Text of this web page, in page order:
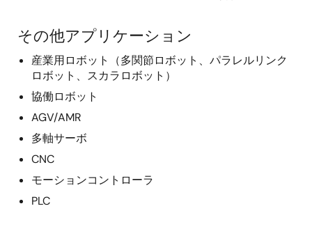
その他アプリケーション
産業用ロボット（多関節ロボット、パラレルリンク
ロボット、スカラロボット）
協働ロボット
AGV/AMR
多軸サーボ
CNC
モーションコントローラ
PLC